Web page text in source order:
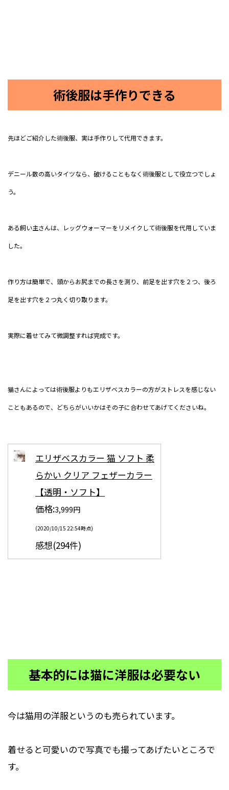
術後服は手作りできる
先ほどご紹介した術後服、実は手作りして代用できます。
デニール数の高いタイツなら、破けることもなく術後服として役立つでしょ
う。
ある飼い主さんは、レッグウォーマーをリメイクして術後服を代用していま
した。
作り方は簡単で、頭からお尻までの長さを測り、前足を出す穴を２つ、後ろ
足を出す穴を２つ丸く切り取ります。
実際に着せてみて微調整すれば完成です。
猫さんによっては術後服よりもエリザベスカラーの方がストレスを感じない
こともあるので、どちらがいいかはその子に合わせてあげてくださいね。
エリザベスカラー 猫 ソフト 柔
らかい クリア フェザーカラー
【透明・ソフト】
価格:3,999円
(2020/10/15 22:54時点)
感想(294件)
基本的には猫に洋服は必要ない
今は猫用の洋服というのも売られています。
着せると可愛いので写真でも撮ってあげたいところで
す。